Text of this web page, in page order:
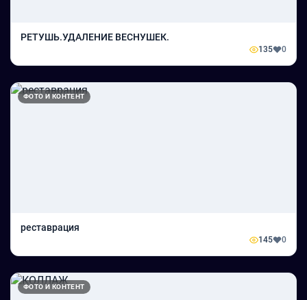
РЕТУШЬ.УДАЛЕНИЕ ВЕСНУШЕК.
135 0
ФОТО И КОНТЕНТ
реставрация
145 0
ФОТО И КОНТЕНТ